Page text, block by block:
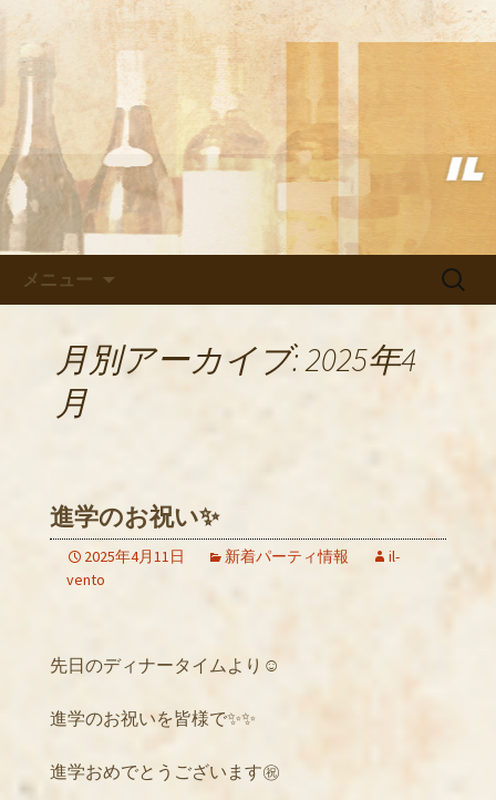
武蔵小杉の美味しいイタリアン
「イルヴェント」のブログ
武蔵小杉の美味しいイタリアン「イル
ヴェント」のブログ
メニュー
検
月別アーカイブ: 2025年4
月
進学のお祝い✨
2025年4月11日 新着パーティ情報
il-
vento
先日のディナータイムより☺️
進学のお祝いを皆様で✨✨
進学おめでとうございます㊗️